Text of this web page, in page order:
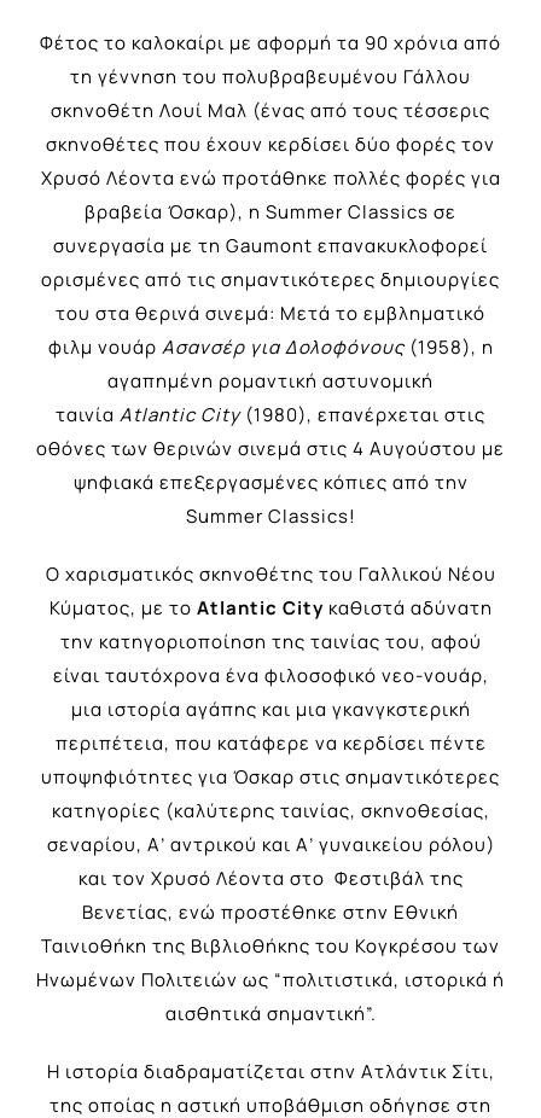
Φέτος το καλοκαίρι με αφορμή τα 90 χρόνια από
τη γέννηση του πολυβραβευμένου Γάλλου
σκηνοθέτη Λουί Μαλ (ένας από τους τέσσερις
σκηνοθέτες που έχουν κερδίσει δύο φορές τον
Χρυσό Λέοντα ενώ προτάθηκε πολλές φορές για
βραβεία Όσκαρ), η Summer Classics σε
συνεργασία με τη Gaumont επανακυκλοφορεί
ορισμένες από τις σημαντικότερες δημιουργίες
του στα θερινά σινεμά: Μετά το εμβληματικό
φιλμ νουάρ Ασανσέρ για Δολοφόνους(1958), η
αγαπημένη ρομαντική αστυνομική
ταινία Atlantic City (1980), επανέρχεται στις
οθόνες των θερινών σινεμά στις 4 Αυγούστου με
ψηφιακά επεξεργασμένες κόπιες από την
Summer Classics!
Ο χαρισματικός σκηνοθέτης του Γαλλικού Νέου
Κύματος, με το Atlantic City καθιστά αδύνατη
την κατηγοριοποίηση της ταινίας του, αφού
είναι ταυτόχρονα ένα φιλοσοφικό νεο-νουάρ,
μια ιστορία αγάπης και μια γκανγκστερική
περιπέτεια, που κατάφερε να κερδίσει πέντε
υποψηφιότητες για Όσκαρ στις σημαντικότερες
κατηγορίες (καλύτερης ταινίας, σκηνοθεσίας,
σεναρίου, Α’ αντρικού και Α’ γυναικείου ρόλου)
και τον Χρυσό Λέοντα στο Φεστιβάλ της
Βενετίας, ενώ προστέθηκε στην Εθνική
Ταινιοθήκη της Βιβλιοθήκης του Κογκρέσου των
Ηνωμένων Πολιτειών ως “πολιτιστικά, ιστορικά ή
αισθητικά σημαντική”.
Η ιστορία διαδραματίζεται στην Ατλάντικ Σίτι,
της οποίας η αστική υποβάθμιση οδήγησε στη